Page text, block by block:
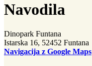
Navodila
Dinopark Funtana
Istarska 16, 52452 Funtana
Navigacija z Google Maps